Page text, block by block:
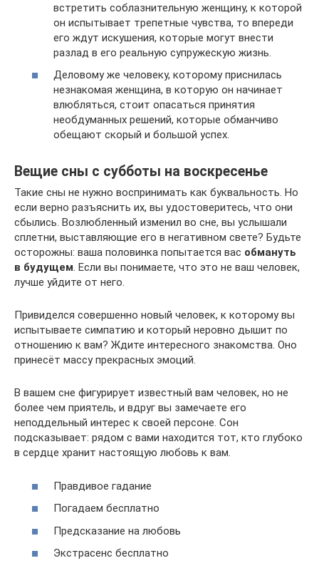
встретить соблазнительную женщину, к которой
он испытывает трепетные чувства, то впереди
его ждут искушения, которые могут внести
разлад в его реальную супружескую жизнь.
Деловому же человеку, которому приснилась
незнакомая женщина, в которую он начинает
влюбляться, стоит опасаться принятия
необдуманных решений, которые обманчиво
обещают скорый и большой успех.
Вещие сны с субботы на воскресенье
Такие сны не нужно воспринимать как буквальность. Но
если верно разъяснить их, вы удостоверитесь, что они
сбылись. Возлюбленный изменил во сне, вы услышали
сплетни, выставляющие его в негативном свете? Будьте
осторожны: ваша половинка попытается вас обмануть
в будущем. Если вы понимаете, что это не ваш человек,
лучше уйдите от него.
Привиделся совершенно новый человек, к которому вы
испытываете симпатию и который неровно дышит по
отношению к вам? Ждите интересного знакомства. Оно
принесёт массу прекрасных эмоций.
В вашем сне фигурирует известный вам человек, но не
более чем приятель, и вдруг вы замечаете его
неподдельный интерес к своей персоне. Сон
подсказывает: рядом с вами находится тот, кто глубоко
в сердце хранит настоящую любовь к вам.
Правдивое гадание
Погадаем бесплатно
Предсказание на любовь
Экстрасенс бесплатно